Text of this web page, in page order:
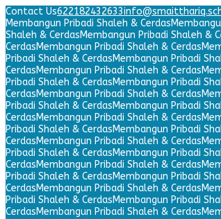
Contact Us622182432633
Membangun Pribadi Shaleh & Cerdas
Shaleh & CerdasMembangun Pribadi Shaleh &
CerdasMembangun Pribadi Shaleh & Cerdas
Pribadi Shaleh & CerdasMembangun Pribadi
CerdasMembangun Pribadi Shaleh & Cerdas
Pribadi Shaleh & CerdasMembangun Pribadi
CerdasMembangun Pribadi Shaleh & Cerdas
Pribadi Shaleh & CerdasMembangun Pribadi
CerdasMembangun Pribadi Shaleh & Cerdas
Pribadi Shaleh & CerdasMembangun Pribadi
CerdasMembangun Pribadi Shaleh & Cerdas
Pribadi Shaleh & CerdasMembangun Pribadi
CerdasMembangun Pribadi Shaleh & Cerdas
Pribadi Shaleh & CerdasMembangun Pribadi
CerdasMembangun Pribadi Shaleh & Cerdas
Pribadi Shaleh & CerdasMembangun Pribadi
CerdasMembangun Pribadi Shaleh & Cerdas